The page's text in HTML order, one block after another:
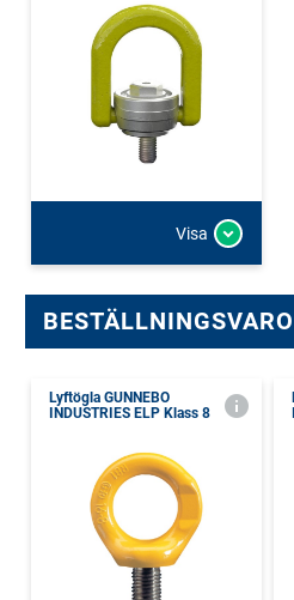
Visa
Lyftögla GUNNEBO
INDUSTRIES ELP Klass 8